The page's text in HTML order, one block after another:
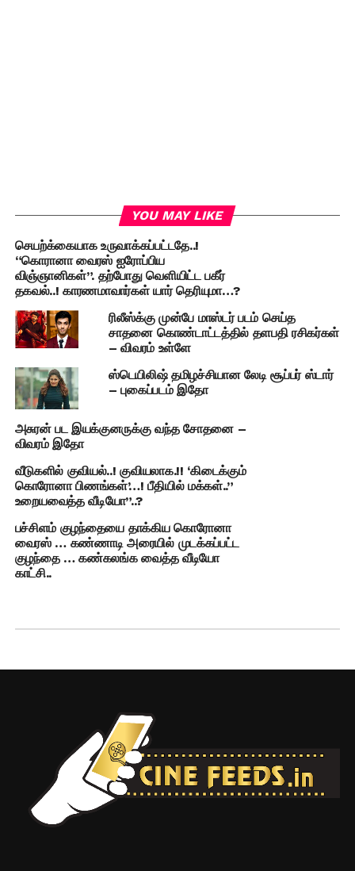
YOU MAY LIKE
செயற்க்கையாக உருவாக்கப்பட்டதே..!
“கொரானா வைரஸ் ஐரோப்பிய
விஞ்ஞானிகள்”. தற்போது வெளியிட்ட பகீர்
தகவல்..! காரணமாவார்கள் யார் தெரியுமா…?
ரிலீஸ்க்கு முன்பே மாஸ்டர் படம் செய்த
சாதனை கொண்டாட்டத்தில் தளபதி ரசிகர்கள்
– விவரம் உள்ளே
ஸ்டெயிலிஷ் தமிழச்சியான லேடி சூப்பர் ஸ்டார்
– புகைப்படம் இதோ
அசுரன் பட இயக்குனருக்கு வந்த சோதனை –
விவரம் இதோ
வீடுகளில் குவியல்..! குவியலாக.!! ‘கிடைக்கும்
கொரோனா பிணங்கள்’…! பீதியில் மக்கள்..”
உறையவைத்த வீடியோ”..?
பச்சிளம் குழந்தையை தாக்கிய கொரோனா
வைரஸ் … கண்ணாடி அரையில் முடக்கப்பட்ட
குழந்தை … கண்கலங்க வைத்த வீடியோ
காட்சி..